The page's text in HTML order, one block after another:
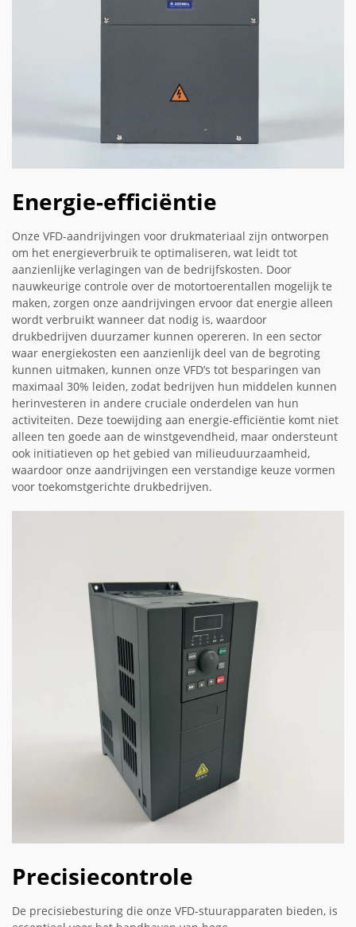
Energie-efficiëntie
Onze VFD-aandrijvingen voor drukmateriaal zijn ontworpen
om het energieverbruik te optimaliseren, wat leidt tot
aanzienlijke verlagingen van de bedrijfskosten. Door
nauwkeurige controle over de motortoerentallen mogelijk te
maken, zorgen onze aandrijvingen ervoor dat energie alleen
wordt verbruikt wanneer dat nodig is, waardoor
drukbedrijven duurzamer kunnen opereren. In een sector
waar energiekosten een aanzienlijk deel van de begroting
kunnen uitmaken, kunnen onze VFD’s tot besparingen van
maximaal 30% leiden, zodat bedrijven hun middelen kunnen
herinvesteren in andere cruciale onderdelen van hun
activiteiten. Deze toewijding aan energie-efficiëntie komt niet
alleen ten goede aan de winstgevendheid, maar ondersteunt
ook initiatieven op het gebied van milieuduurzaamheid,
waardoor onze aandrijvingen een verstandige keuze vormen
voor toekomstgerichte drukbedrijven.
Precisiecontrole
De precisiebesturing die onze VFD-stuurapparaten bieden, is